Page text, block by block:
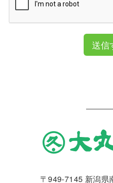
送信
〒949-7145 新潟県